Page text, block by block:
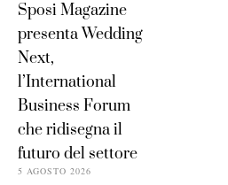
Sposi Magazine
presenta Wedding
Next,
l’International
Business Forum
che ridisegna il
futuro del settore
5 AGOSTO 2026